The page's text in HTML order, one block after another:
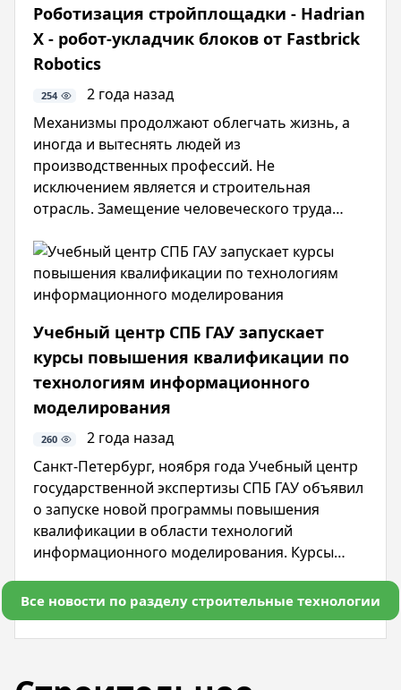
мониторинга деформаций и в ремонтных
работах.
Роботизация стройплощадки - Hadrian
X - робот-укладчик блоков от Fastbrick
Robotics
254
2 года назад
Механизмы продолжают облегчать жизнь, а
иногда и вытеснять людей из
производственных профессий. Не
исключением является и строительная
отрасль. Замещение человеческого труда
выполнении рутинных или опасных работ.
Австралийцы из компании Fastbrick Robotics
воплотили свое технологическое решение,
зданий.
Учебный центр СПБ ГАУ запускает
курсы повышения квалификации по
технологиям информационного
моделирования
260
2 года назад
Санкт-Петербург, ноября года Учебный центр
государственной экспертизы СПБ ГАУ объявил
о запуске новой программы повышения
квалификации в области технологий
информационного моделирования. Курсы
для опытных строителей, так и для студентов
ВУЗов.
Все новости по разделу строительные технологии